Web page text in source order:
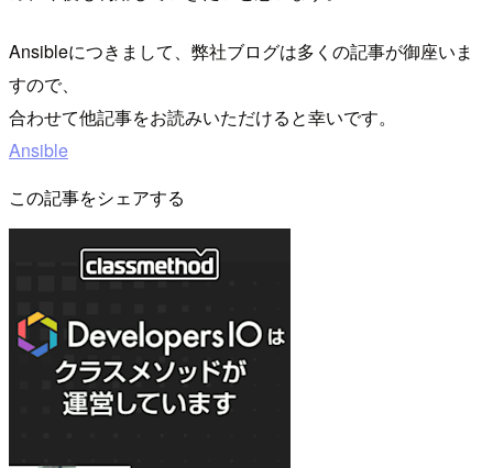
Ansibleにつきまして、弊社ブログは多くの記事が御座いま
すので、
合わせて他記事をお読みいただけると幸いです。
Ansible
この記事をシェアする